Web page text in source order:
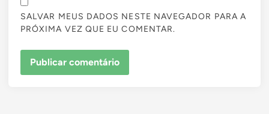
SALVAR MEUS DADOS NESTE NAVEGADOR PARA A
PRÓXIMA VEZ QUE EU COMENTAR.